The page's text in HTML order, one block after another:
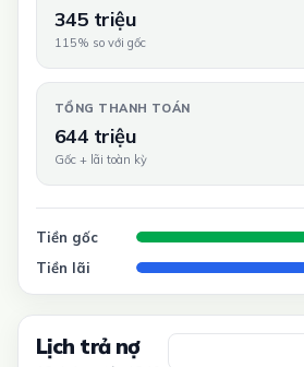
345 triệu
115% so với gốc
TỔNG THANH TOÁN
644 triệu
Gốc + lãi toàn kỳ
Tiền gốc
Tiền lãi
Lịch trả nợ